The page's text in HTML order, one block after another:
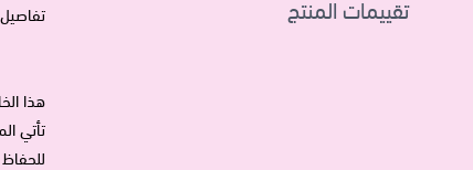
تقييمات المنتج
هذا
تأتي